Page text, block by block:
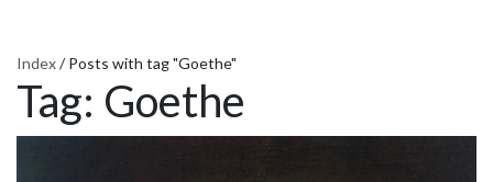
Index/ Posts with tag "Goethe"
Tag: Goethe